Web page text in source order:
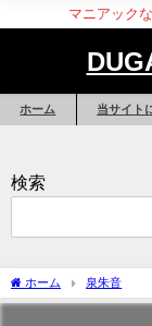
マニアック
ホーム 当サイト
検索
ホーム 泉朱音